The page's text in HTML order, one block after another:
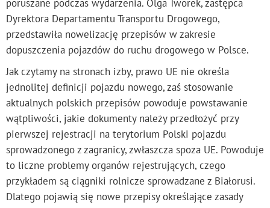
poruszane podczas wydarzenia. Olga Tworek, zastępca
Dyrektora Departamentu Transportu Drogowego,
przedstawiła nowelizację przepisów w zakresie
dopuszczenia pojazdów do ruchu drogowego w Polsce.
Jak czytamy na stronach izby, prawo UE nie określa
jednolitej definicji pojazdu nowego, zaś stosowanie
aktualnych polskich przepisów powoduje powstawanie
wątpliwości, jakie dokumenty należy przedłożyć przy
pierwszej rejestracji na terytorium Polski pojazdu
sprowadzonego z zagranicy, zwłaszcza spoza UE. Powoduje
to liczne problemy organów rejestrujących, czego
przykładem są ciągniki rolnicze sprowadzane z Białorusi.
Dlatego pojawią się nowe przepisy określające zasady